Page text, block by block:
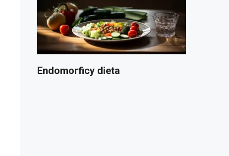
Endomorficy dieta